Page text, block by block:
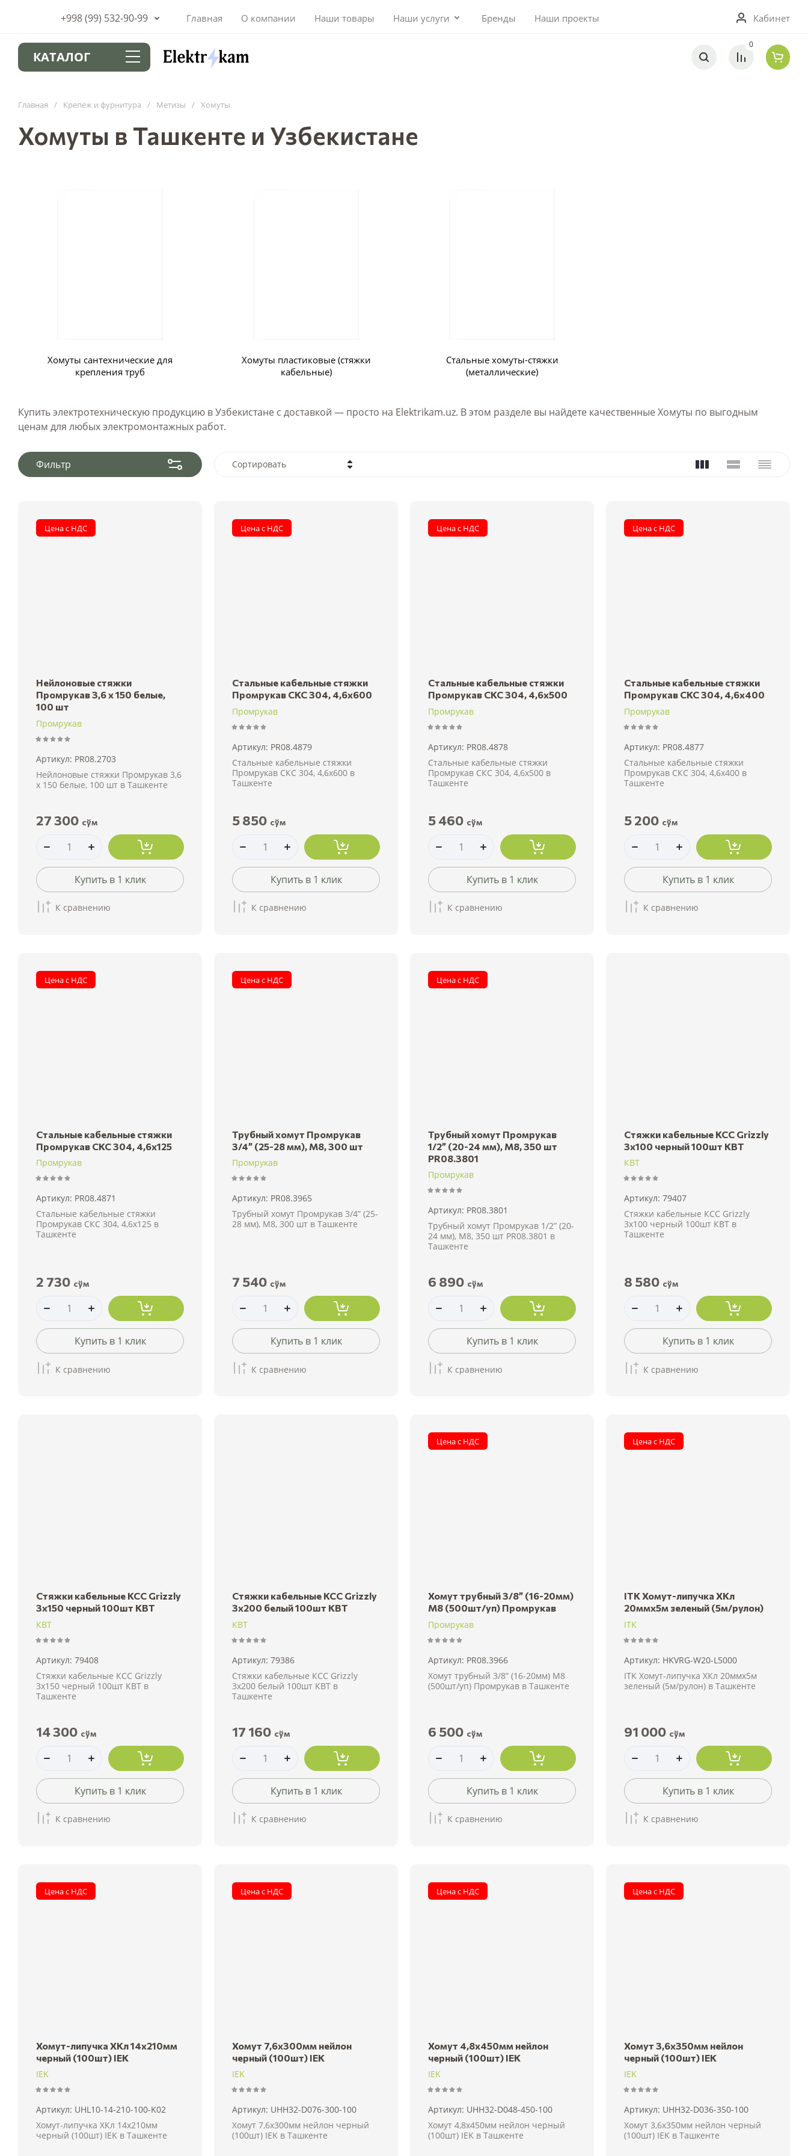
+998 (99) 532-90-99 Главная О компании Наши товары Наши услуги Бренды Наши проекты Кабинет
КАТАЛОГ
0
Главная / Крепёж и фурнитура / Метизы / Хомуты
Хомуты в Ташкенте и Узбекистане
Хомуты сантехнические для
крепления труб
Хомуты пластиковые (стяжки
кабельные)
Стальные хомуты-стяжки
(металлические)
Купить электротехническую продукцию в Узбекистане с доставкой — просто на Elektrikam.uz. В этом разделе вы найдете качественные Хомуты по выгодным
ценам для любых электромонтажных работ.
Фильтр
Сортировать
Название - Я-А
Цена с НДС
Нейлоновые стяжки
Промрукав 3,6 х 150 белые,
100 шт
Промрукав
Артикул: PR08.2703
Нейлоновые стяжки Промрукав 3,6
х 150 белые, 100 шт в Ташкенте
27 300 сўм
Купить в 1 клик
К сравнению
Цена с НДС
Стальные кабельные стяжки
Промрукав СКС 304, 4,6x600
Промрукав
Артикул: PR08.4879
Стальные кабельные стяжки
Промрукав СКС 304, 4,6x600 в
Ташкенте
5 850 сўм
Купить в 1 клик
К сравнению
Цена с НДС
Стальные кабельные стяжки
Промрукав СКС 304, 4,6x500
Промрукав
Артикул: PR08.4878
Стальные кабельные стяжки
Промрукав СКС 304, 4,6x500 в
Ташкенте
5 460 сўм
Купить в 1 клик
К сравнению
Цена с НДС
Стальные кабельные стяжки
Промрукав СКС 304, 4,6x400
Промрукав
Артикул: PR08.4877
Стальные кабельные стяжки
Промрукав СКС 304, 4,6x400 в
Ташкенте
5 200 сўм
Купить в 1 клик
К сравнению
Цена с НДС
Стальные кабельные стяжки
Промрукав СКС 304, 4,6x125
Промрукав
Артикул: PR08.4871
Стальные кабельные стяжки
Промрукав СКС 304, 4,6x125 в
Ташкенте
2 730 сўм
Купить в 1 клик
К сравнению
Цена с НДС
Трубный хомут Промрукав
3/4” (25-28 мм), М8, 300 шт
Промрукав
Артикул: PR08.3965
Трубный хомут Промрукав 3/4” (25-
28 мм), М8, 300 шт в Ташкенте
7 540 сўм
Купить в 1 клик
К сравнению
Цена с НДС
Трубный хомут Промрукав
1/2” (20-24 мм), М8, 350 шт
PR08.3801
Промрукав
Артикул: PR08.3801
Трубный хомут Промрукав 1/2” (20-
24 мм), М8, 350 шт PR08.3801 в
Ташкенте
6 890 сўм
Купить в 1 клик
К сравнению
Стяжки кабельные КСС Grizzly
3х100 черный 100шт КВТ
КВТ
Артикул: 79407
Стяжки кабельные КСС Grizzly
3х100 черный 100шт КВТ в
Ташкенте
8 580 сўм
Купить в 1 клик
К сравнению
Стяжки кабельные КСС Grizzly
3х150 черный 100шт КВТ
КВТ
Артикул: 79408
Стяжки кабельные КСС Grizzly
3х150 черный 100шт КВТ в
Ташкенте
14 300 сўм
Купить в 1 клик
К сравнению
Стяжки кабельные КСС Grizzly
3х200 белый 100шт КВТ
КВТ
Артикул: 79386
Стяжки кабельные КСС Grizzly
3х200 белый 100шт КВТ в
Ташкенте
17 160 сўм
Купить в 1 клик
К сравнению
Цена с НДС
Хомут трубный 3/8” (16-20мм)
М8 (500шт/уп) Промрукав
Промрукав
Артикул: PR08.3966
Хомут трубный 3/8” (16-20мм) М8
(500шт/уп) Промрукав в Ташкенте
6 500 сўм
Купить в 1 клик
К сравнению
Цена с НДС
ITK Хомут-липучка ХКл
20ммх5м зеленый (5м/рулон)
ITK
Артикул: HKVRG-W20-L5000
ITK Хомут-липучка ХКл 20ммх5м
зеленый (5м/рулон) в Ташкенте
91 000 сўм
Купить в 1 клик
К сравнению
Цена с НДС
Хомут-липучка ХКл 14х210мм
черный (100шт) IEK
IEK
Артикул: UHL10-14-210-100-K02
Хомут-липучка ХКл 14х210мм
черный (100шт) IEK в Ташкенте
Цена с НДС
Хомут 7,6х300мм нейлон
черный (100шт) IEK
IEK
Артикул: UHH32-D076-300-100
Хомут 7,6х300мм нейлон черный
(100шт) IEK в Ташкенте
Цена с НДС
Хомут 4,8х450мм нейлон
черный (100шт) IEK
IEK
Артикул: UHH32-D048-450-100
Хомут 4,8х450мм нейлон черный
(100шт) IEK в Ташкенте
Цена с НДС
Хомут 3,6х350мм нейлон
черный (100шт) IEK
IEK
Артикул: UHH32-D036-350-100
Хомут 3,6х350мм нейлон черный
(100шт) IEK в Ташкенте